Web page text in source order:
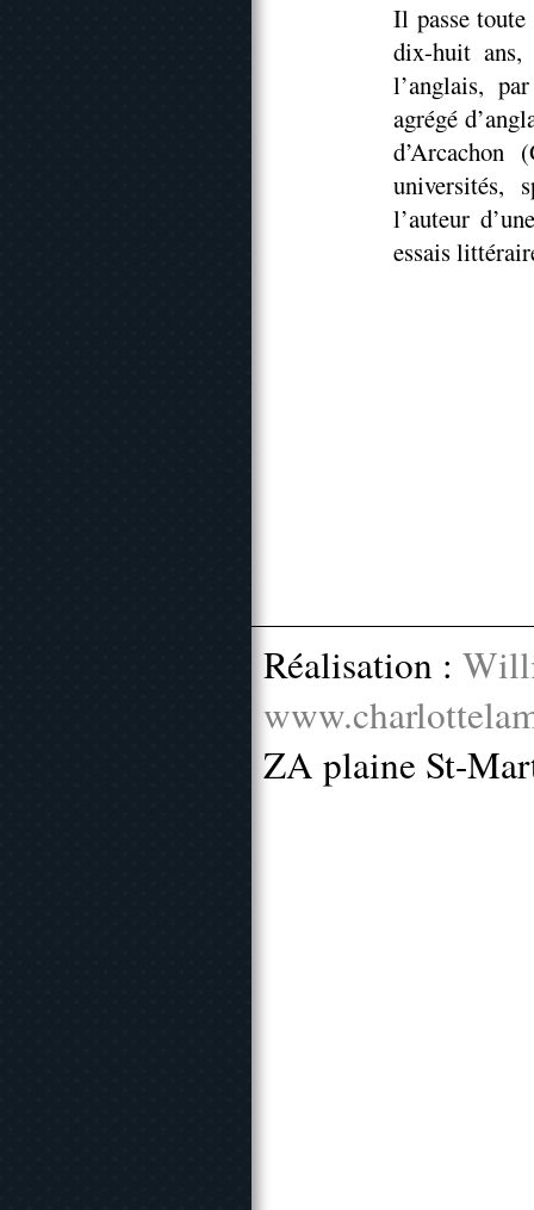
Il passe toute
dix-huit
l’anglais,
agrégé
d’Arcachon
universités,
l’auteur
essais
Réalisation :
ZA plaine St-